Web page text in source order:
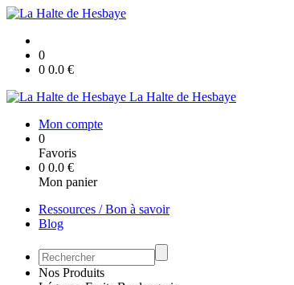
0
0 0.0 €
La Halte de Hesbaye
Mon compte
0
Favoris
0 0.0 €
Mon panier
Ressources / Bon à savoir
Blog
Nos Produits